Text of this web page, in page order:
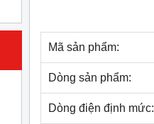
Mã sản phẩm:
Dòng sản phẩm:
Dòng điện định mức: